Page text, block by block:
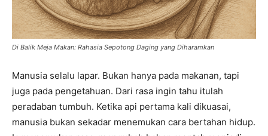
Di Balik Meja Makan: Rahasia Sepotong Daging yang Diharamkan
Manusia selalu lapar. Bukan hanya pada makanan, tapi
juga pada pengetahuan. Dari rasa ingin tahu itulah
peradaban tumbuh. Ketika api pertama kali dikuasai,
manusia bukan sekadar menemukan cara bertahan hidup.